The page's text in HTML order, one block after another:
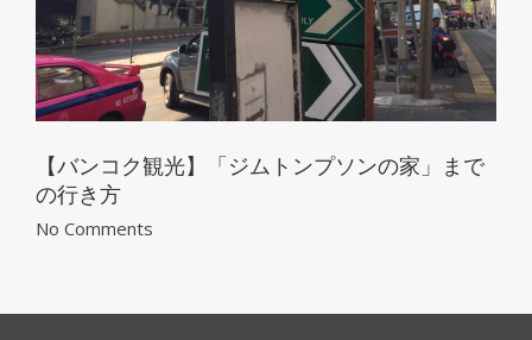
【バンコク観光】「ジムトンプソンの家」まで
の行き方
No Comments